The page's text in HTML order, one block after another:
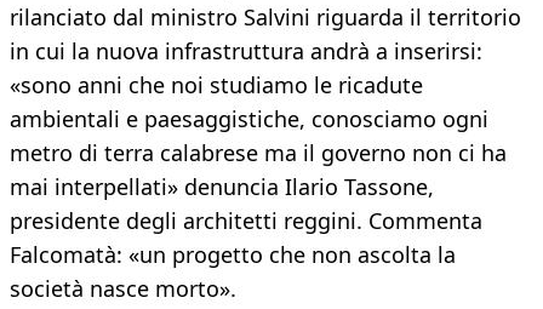
rilanciato dal ministro Salvini riguarda il territorio
in cui la nuova infrastruttura andrà a inserirsi:
«sono anni che noi studiamo le ricadute
ambientali e paesaggistiche, conosciamo ogni
metro di terra calabrese ma il governo non ci ha
mai interpellati» denuncia Ilario Tassone,
presidente degli architetti reggini. Commenta
Falcomatà: «un progetto che non ascolta la
società nasce morto».